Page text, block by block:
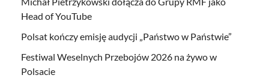
Head of YouTube
Polsat kończy emisję audycji „Państwo w Państwie”
Festiwal Weselnych Przebojów 2026 na żywo w
Polsacie